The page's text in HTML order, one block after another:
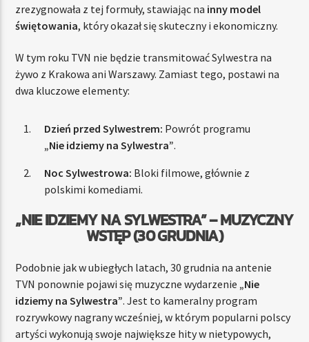
zrezygnowała z tej formuły, stawiając na inny model
świętowania, który okazał się skuteczny i ekonomiczny.
W tym roku TVN nie będzie transmitować Sylwestra na
żywo z Krakowa ani Warszawy. Zamiast tego, postawi na
dwa kluczowe elementy:
Dzień przed Sylwestrem: Powrót programu
„Nie idziemy na Sylwestra”.
Noc Sylwestrowa: Bloki filmowe, głównie z
polskimi komediami.
„NIE IDZIEMY NA SYLWESTRA” – MUZYCZNY
WSTĘP (30 GRUDNIA)
Podobnie jak w ubiegłych latach, 30 grudnia na antenie
TVN ponownie pojawi się muzyczne wydarzenie „Nie
idziemy na Sylwestra”. Jest to kameralny program
rozrywkowy nagrany wcześniej, w którym popularni polscy
artyści wykonują swoje największe hity w nietypowych,